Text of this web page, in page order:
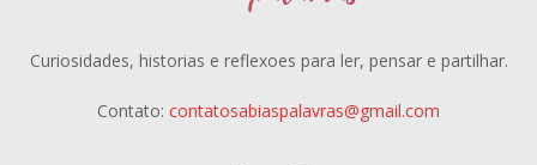
Curiosidades, historias e reflexoes para ler, pensar e partilhar.
Contato: contatosabiaspalavras@gmail.com